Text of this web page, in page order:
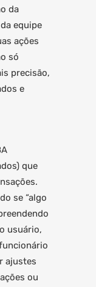
da
equipe
ações
só
precisão,
e
que
se “algo
usuário,
ajustes
ou